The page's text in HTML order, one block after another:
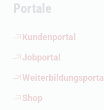
Portale
Kundenportal
(Öffnet externen Link)
Jobportal
(Öffnet externen Link)
Weiterbildungsportal
(Öffnet externen Link)
Shop
(Öffnet externen Link)